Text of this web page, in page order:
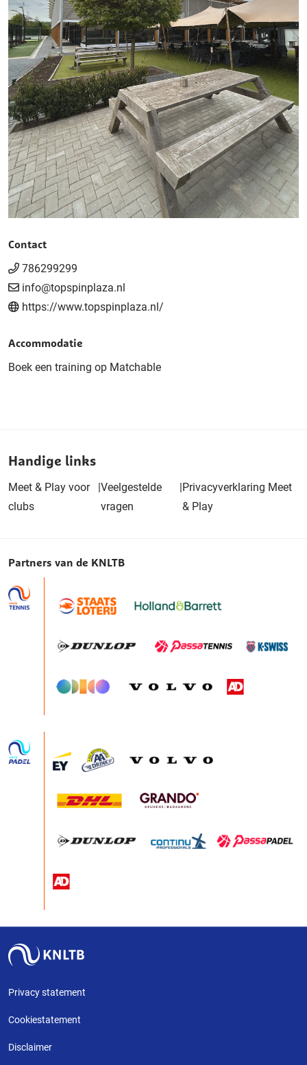
Contact
786299299
info@topspinplaza.nl
https://www.topspinplaza.nl/
Accommodatie
Boek een training op Matchable
Handige links
Meet & Play voor
clubs
|Veelgestelde
vragen
Privacyverklaring Meet
& Play
Partners van de KNLTB
Privacy statement
Cookiestatement
Disclaimer